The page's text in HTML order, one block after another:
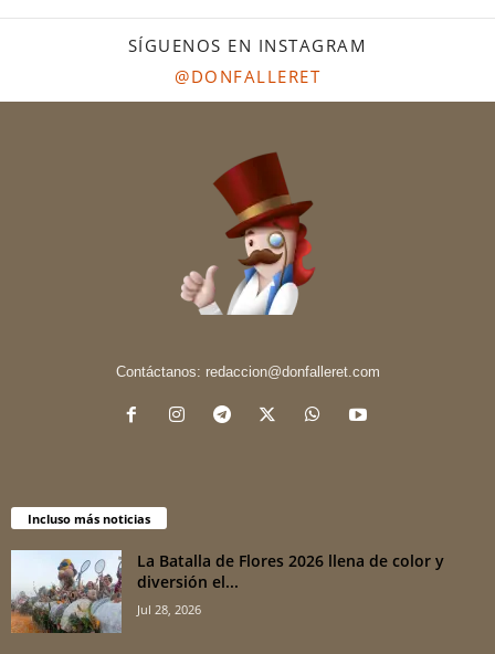
SÍGUENOS EN INSTAGRAM
@DONFALLERET
Contáctanos: redaccion@donfalleret.com
Incluso más noticias
La Batalla de Flores 2026 llena de color y
diversión el...
Jul 28, 2026